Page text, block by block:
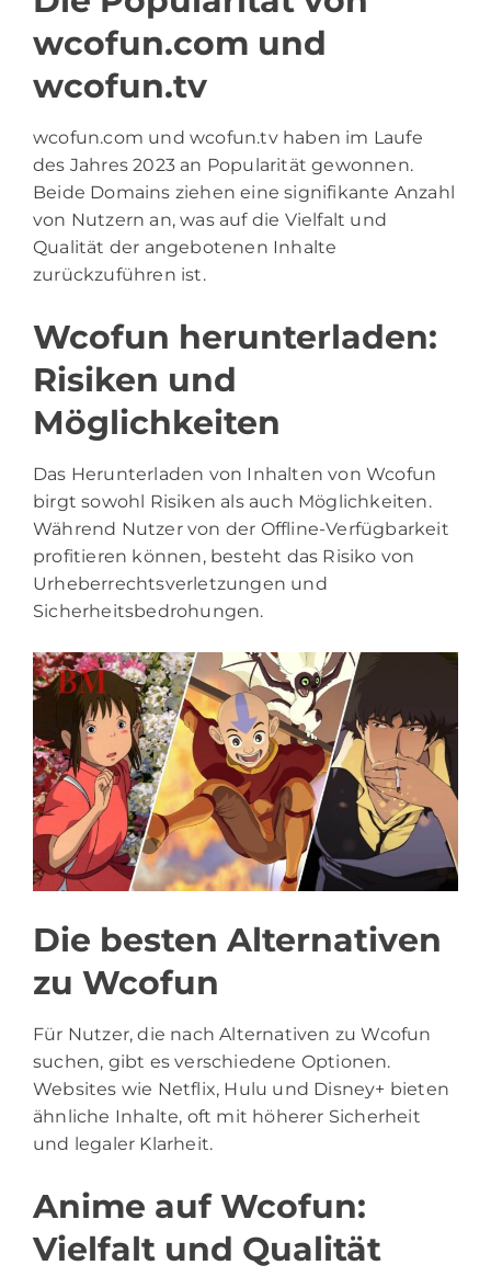
wcofun.com und
wcofun.tv
wcofun.com und wcofun.tvhaben im Laufe
des Jahres 2023 an Popularität gewonnen.
Beide Domains ziehen eine signifikante Anzahl
von Nutzern an, was auf die Vielfalt und
Qualität der angebotenen Inhalte
zurückzuführen ist.
Wcofun herunterladen:
Risiken und
Möglichkeiten
Das Herunterladen von Inhalten von Wcofun
birgt sowohl Risiken als auch Möglichkeiten.
Während Nutzer von der Offline-Verfügbarkeit
profitieren können, besteht das Risiko von
Urheberrechtsverletzungen und
Sicherheitsbedrohungen.
Die besten Alternativen
zu Wcofun
Für Nutzer, die nach Alternativen zu Wcofun
suchen, gibt es verschiedene Optionen.
Websites wie Netflix, Hulu und Disney+ bieten
ähnliche Inhalte, oft mit höherer Sicherheit
und legaler Klarheit.
Anime auf Wcofun:
Vielfalt und Qualität